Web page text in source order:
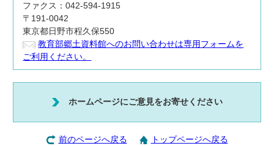
ファクス：042-594-1915
〒191-0042
東京都日野市程久保550
教育部郷土資料館へのお問い合わせは専用フォームを
ご利用ください。
ホームページにご意見をお寄せください
前のページへ戻る トップページへ戻る